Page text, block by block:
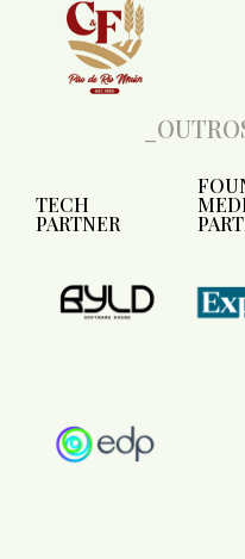
TECH
PARTNER